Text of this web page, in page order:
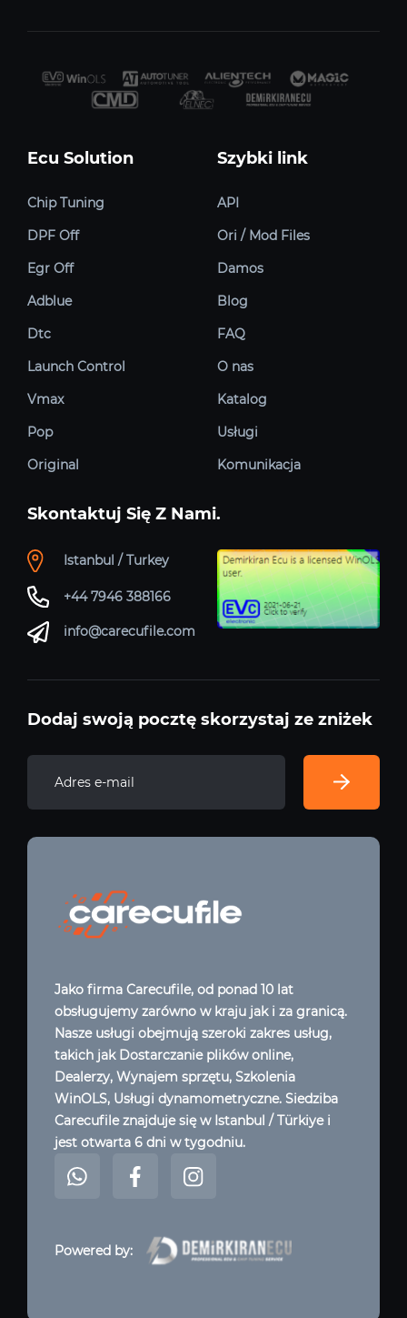
Ecu Solution
Chip Tuning
DPF Off
Egr Off
Adblue
Dtc
Launch Control
Vmax
Pop
Original
Szybki link
API
Ori / Mod Files
Damos
Blog
FAQ
O nas
Katalog
Usługi
Komunikacja
Skontaktuj Się Z Nami.
Istanbul / Turkey
+44 7946 388166
info@carecufile.com
Dodaj swoją pocztę skorzystaj ze zniżek
Jako firma Carecufile, od ponad 10 lat
obsługujemy zarówno w kraju jak i za granicą.
Nasze usługi obejmują szeroki zakres usług,
takich jak Dostarczanie plików online,
Dealerzy, Wynajem sprzętu, Szkolenia
WinOLS, Usługi dynamometryczne. Siedziba
Carecufile znajduje się w Istanbul / Türkiye i
jest otwarta 6 dni w tygodniu.
Powered by: